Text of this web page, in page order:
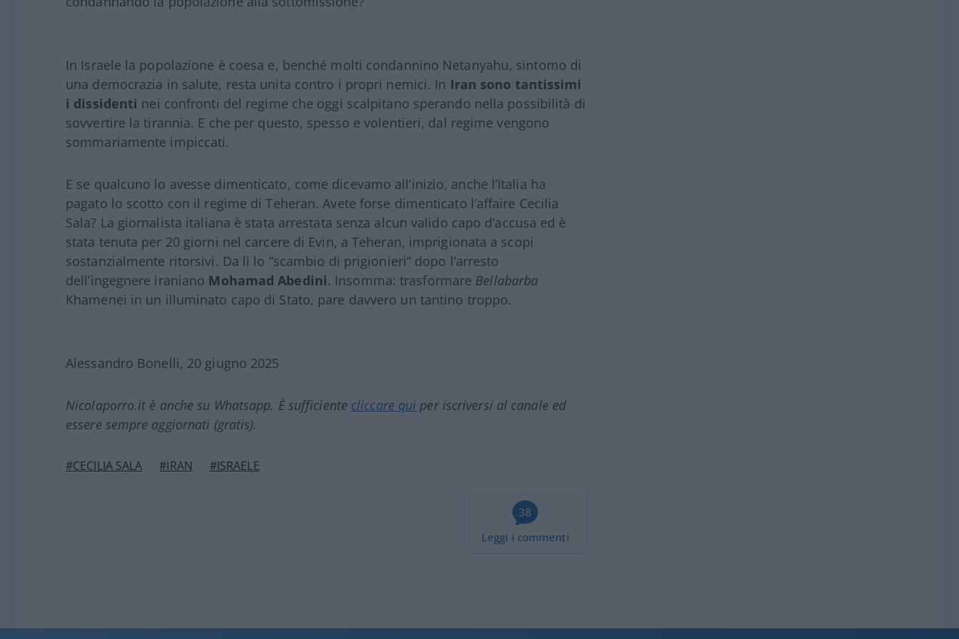
In Israele la popolazione è coesa e, benché molti condannino Netanyahu, sintomo di
una democrazia in salute, resta unita contro i propri nemici. In Iran sono tantissimi
i dissidenti nei confronti del regime che oggi scalpitano sperando nella possibilità di
sovvertire la tirannia. E che per questo, spesso e volentieri, dal regime vengono
sommariamente impiccati.
E se qualcuno lo avesse dimenticato, come dicevamo all’inizio, anche l’Italia ha
pagato lo scotto con il regime di Teheran. Avete forse dimenticato l’affaire Cecilia
Sala? La giornalista italiana è stata arrestata senza alcun valido capo d’accusa ed è
stata tenuta per 20 giorni nel carcere di Evin, a Teheran, imprigionata a scopi
sostanzialmente ritorsivi. Da lì lo “scambio di prigionieri” dopo l’arresto
dell’ingegnere iraniano Mohamad Abedini. Insomma: trasformare Bellabarba
Khamenei in un illuminato capo di Stato, pare davvero un tantino troppo.
Alessandro Bonelli, 20 giugno 2025
Nicolaporro.it è anche su Whatsapp. È sufficiente cliccare qui per iscriversi al canale ed
essere sempre aggiornati (gratis).
#CECILIA SALA #IRAN #ISRAELE
38
Leggi i commenti